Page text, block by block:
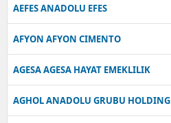
AEFES ANADOLU EFES
AFYON AFYON CIMENTO
AGESA AGESA HAYAT EMEKLILIK
AGHOL ANADOLU GRUBU HOLDING